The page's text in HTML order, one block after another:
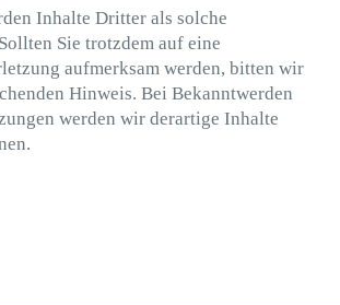
Inhalte Dritter als solche
Sie trotzdem auf eine
aufmerksam werden, bitten wir
Hinweis. Bei Bekanntwerden
werden wir derartige Inhalte